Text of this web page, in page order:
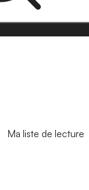
Ma liste de lecture